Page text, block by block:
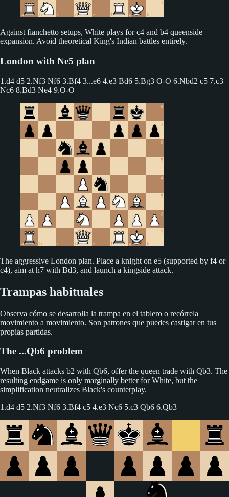
Against fianchetto setups, White plays for c4 and b4 queenside
expansion. Avoid theoretical King's Indian battles entirely.
London with Ne5 plan
1.d4 d5 2.Nf3 Nf6 3.Bf4 3...e6 4.e3 Bd6 5.Bg3 O-O 6.Nbd2 c5 7.c3
Nc6 8.Bd3 Ne4 9.O-O
The aggressive London plan. Place a knight on e5 (supported by f4 or
c4), aim at h7 with Bd3, and launch a kingside attack.
Trampas habituales
Observa cómo se desarrolla la trampa en el tablero o recórrela
movimiento a movimiento. Son patrones que puedes castigar en tus
propias partidas.
The ...Qb6 problem
When Black attacks b2 with Qb6, offer the queen trade with Qb3. The
resulting endgame is only marginally better for White, but the
simplification neutralizes Black's counterplay.
1.d4 d5 2.Nf3 Nf6 3.Bf4 c5 4.e3 Nc6 5.c3 Qb6 6.Qb3